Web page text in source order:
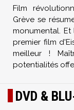
Film
Grève se
monumental.
premier film
meilleur !
potentialités
DVD &